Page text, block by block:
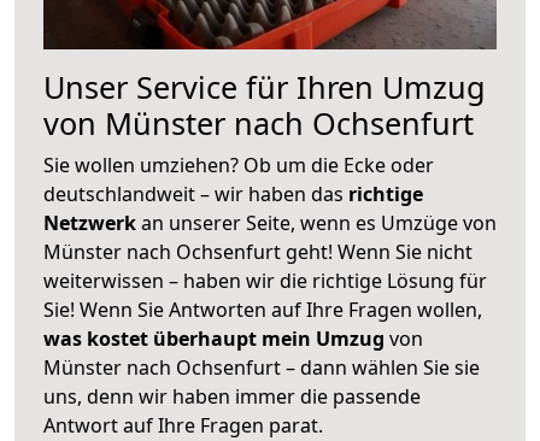
Unser Service für Ihren Umzug
von Münster nach Ochsenfurt
Sie wollen umziehen? Ob um die Ecke oder
deutschlandweit – wir haben das richtige
Netzwerkan unserer Seite, wenn es Umzüge von
Münster nach Ochsenfurt geht! Wenn Sie nicht
weiterwissen – haben wir die richtige Lösung für
Sie! Wenn Sie Antworten auf Ihre Fragen wollen,
was kostet überhaupt mein Umzug von
Münster nach Ochsenfurt – dann wählen Sie sie
uns, denn wir haben immer die passende
Antwort auf Ihre Fragen parat.